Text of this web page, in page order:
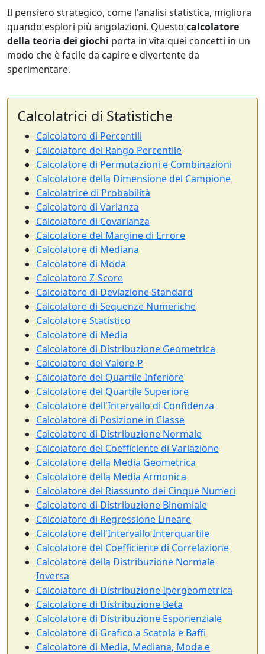
Il pensiero strategico, come l'analisi statistica, migliora
quando esplori più angolazioni. Questo calcolatore
della teoria dei giochi porta in vita quei concetti in un
modo che è facile da capire e divertente da
sperimentare.
Calcolatrici di Statistiche
Calcolatore di Percentili
Calcolatore del Rango Percentile
Calcolatore di Permutazioni e Combinazioni
Calcolatore della Dimensione del Campione
Calcolatrice di Probabilità
Calcolatore di Varianza
Calcolatore di Covarianza
Calcolatore del Margine di Errore
Calcolatore di Mediana
Calcolatore di Moda
Calcolatore Z-Score
Calcolatore di Deviazione Standard
Calcolatore di Sequenze Numeriche
Calcolatore Statistico
Calcolatore di Media
Calcolatore di Distribuzione Geometrica
Calcolatore del Valore-P
Calcolatore del Quartile Inferiore
Calcolatore del Quartile Superiore
Calcolatore dell'Intervallo di Confidenza
Calcolatore di Posizione in Classe
Calcolatore di Distribuzione Normale
Calcolatore del Coefficiente di Variazione
Calcolatore della Media Geometrica
Calcolatore della Media Armonica
Calcolatore del Riassunto dei Cinque Numeri
Calcolatore di Distribuzione Binomiale
Calcolatore di Regressione Lineare
Calcolatore dell'Intervallo Interquartile
Calcolatore del Coefficiente di Correlazione
Calcolatore della Distribuzione Normale
Inversa
Calcolatore di Distribuzione Ipergeometrica
Calcolatore di Distribuzione Beta
Calcolatore di Distribuzione Esponenziale
Calcolatore di Grafico a Scatola e Baffi
Calcolatore di Media, Mediana, Moda e